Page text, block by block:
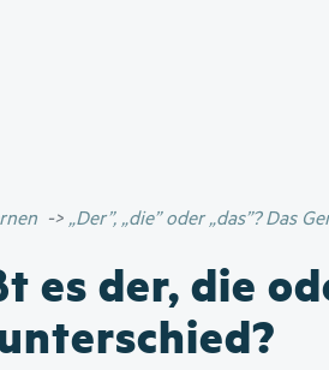
„Der”, „die” oder „das”? Das
es der, die